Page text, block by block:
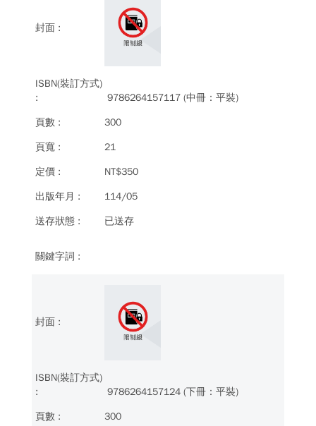
9786264157117 (中冊：平裝)
300
21
NT$350
114/05
已送存
9786264157124 (下冊：平裝)
300